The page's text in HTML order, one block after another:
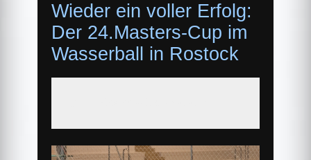
Wieder ein voller Erfolg:
Der 24.Masters-Cup im
Wasserball in Rostock